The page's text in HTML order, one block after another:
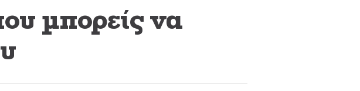
μπορείς να